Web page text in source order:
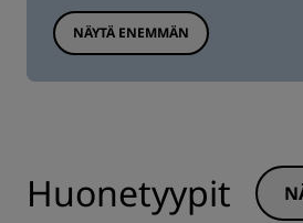
NÄYTÄ ENEMMÄN
Huonetyypit